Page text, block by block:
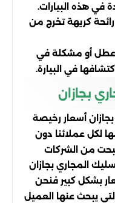
في هذه البيارات.
كريهة تخرج من
عطل أو مشكلة في
في البيارة.
بجازان
أسعار رخيصة
لكل عملائنا دون
من الشركات
المجاري بجازان
بشكل كبير فنحن
يبحث عنها العميل